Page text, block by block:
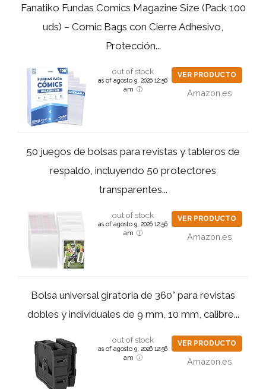
Fanatiko Fundas Comics Magazine Size (Pack 100
uds) – Comic Bags con Cierre Adhesivo,
Protección...
out of stock
as of agosto 9, 2026 12:56
am
VER PRODUCTO
Amazon.es
50 juegos de bolsas para revistas y tableros de
respaldo, incluyendo 50 protectores
transparentes...
out of stock
as of agosto 9, 2026 12:56
am
VER PRODUCTO
Amazon.es
Bolsa universal giratoria de 360° para revistas
dobles y individuales de 9 mm, 10 mm, calibre...
out of stock
as of agosto 9, 2026 12:56
am
VER PRODUCTO
Amazon.es